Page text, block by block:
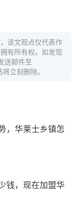
该文观点仅代表作
有所有权。如发现
送邮件至
立刻删除。
，华莱士乡镇怎
钱，现在加盟华